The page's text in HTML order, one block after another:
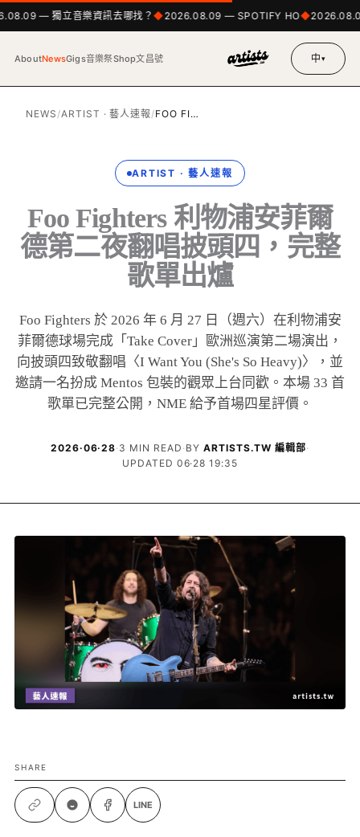
— 獨立音樂資訊去哪找？ 2026.08.09 — SPOTIFY HO
AboutNewsGigs音樂祭Shop文昌號 中▾
NEWS /ARTIST · 藝人速報 /FOO FI…
ARTIST · 藝人速報
Foo Fighters 利物浦安菲爾
德第二夜翻唱披頭四，完整
歌單出爐
Foo Fighters 於 2026 年 6 月 27 日（週六）在利物浦安
菲爾德球場完成「Take Cover」歐洲巡演第二場演出，
向披頭四致敬翻唱〈I Want You (She's So Heavy)〉，並
邀請一名扮成 Mentos 包裝的觀眾上台同歡。本場 33 首
歌單已完整公開，NME 給予首場四星評價。
2026·06·28· 3 MIN READ · BY ARTISTS.TW 編輯部·
UPDATED 06·28 19:35
SHARE
LINE